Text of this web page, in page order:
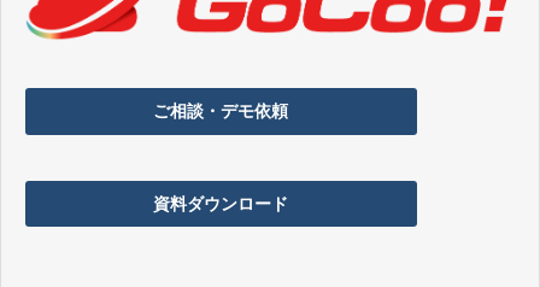
ご相談・デモ依頼
資料ダウンロード